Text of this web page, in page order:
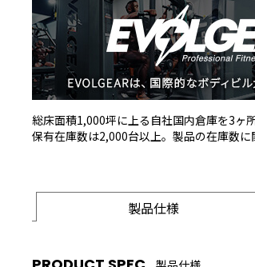
総床面積1,000坪に上る自社国内倉庫を3ヶ
保有在庫数は2,000台以上。製品の在庫数に
製品仕様